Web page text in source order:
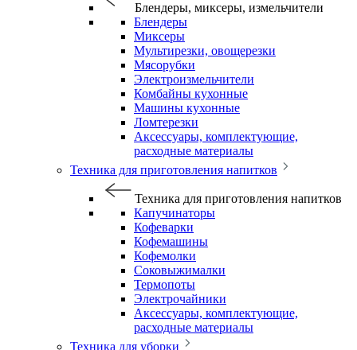
Блендеры, миксеры, измельчители
Блендеры
Миксеры
Мультирезки, овощерезки
Мясорубки
Электроизмельчители
Комбайны кухонные
Машины кухонные
Ломтерезки
Аксессуары, комплектующие,
расходные материалы
Техника для приготовления напитков
Техника для приготовления напитков
Капучинаторы
Кофеварки
Кофемашины
Кофемолки
Соковыжималки
Термопоты
Электрочайники
Аксессуары, комплектующие,
расходные материалы
Техника для уборки